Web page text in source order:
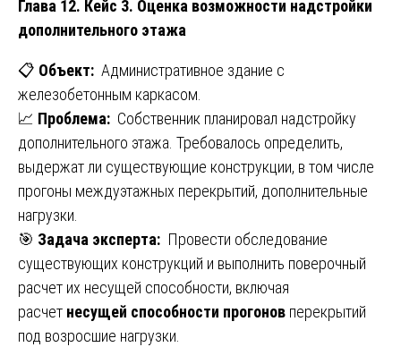
Глава 12. Кейс 3. Оценка возможности надстройки
дополнительного этажа
📋 Объект: Административное здание с
железобетонным каркасом.
📈 Проблема: Собственник планировал надстройку
дополнительного этажа. Требовалось определить,
выдержат ли существующие конструкции, в том числе
прогоны междуэтажных перекрытий, дополнительные
нагрузки.
🎯 Задача эксперта: Провести обследование
существующих конструкций и выполнить поверочный
расчет их несущей способности, включая
расчет несущей способности прогонов перекрытий
под возросшие нагрузки.